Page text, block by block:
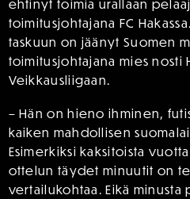
ehtinyt toimia urallaan
toimitusjohtajana FC
taskuun on jäänyt Suomen
toimitusjohtajana mies nosti
Veikkausliigaan.
– Hän on hieno ihminen,
kaiken mahdollisen
Esimerkiksi kaksitoista
ottelun täydet minuutit on
vertailukohtaa. Eikä